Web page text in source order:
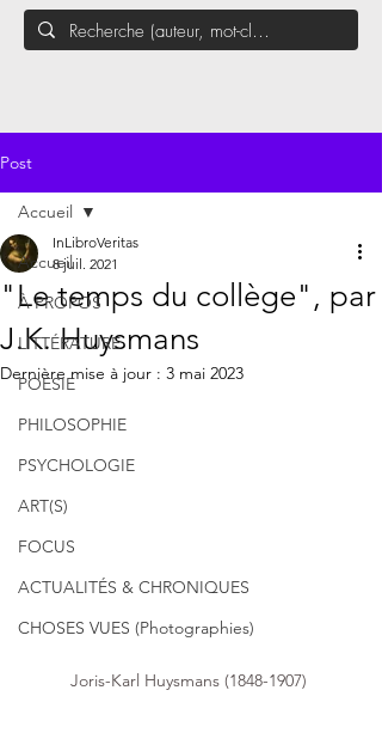
Post
Accueil
À PROPOS
LITTÉRATURE
POÉSIE
PHILOSOPHIE
PSYCHOLOGIE
ART(S)
FOCUS
ACTUALITÉS & CHRONIQUES
CHOSES VUES (Photographies)
Accueil
"Le temps du collège", par
J.K. Huysmans
InLibroVeritas
8 juil. 2021
Dernière mise à jour : 3 mai 2023
Joris-Karl Huysmans (1848-1907)